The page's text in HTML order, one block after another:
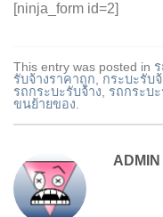
[ninja_form id=2]
This entry was posted in
รับจ้างราคาถูก, กระบะรับ
รถกระบะรับจ้าง, รถกระบ
ขนย้ายของ.
ADMIN